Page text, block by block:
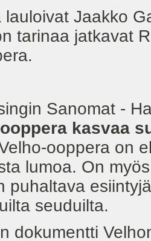
lauloivat Jaakko
tarinaa jatkavat
Sanomat -
kasvaa
ooppera on
lumoa. On
puhaltava
seuduilta.
dokumentti